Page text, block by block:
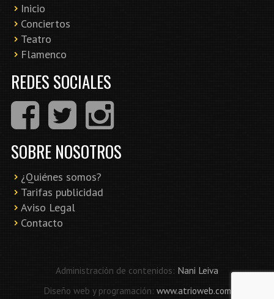
Inicio
Conciertos
Teatro
Flamenco
REDES SOCIALES
SOBRE NOSOTROS
¿Quiénes somos?
Tarifas publicidad
Aviso Legal
Contacto
Administración de contenidos: Nani Leiva
Diseño web y programación: www.atrioweb.com